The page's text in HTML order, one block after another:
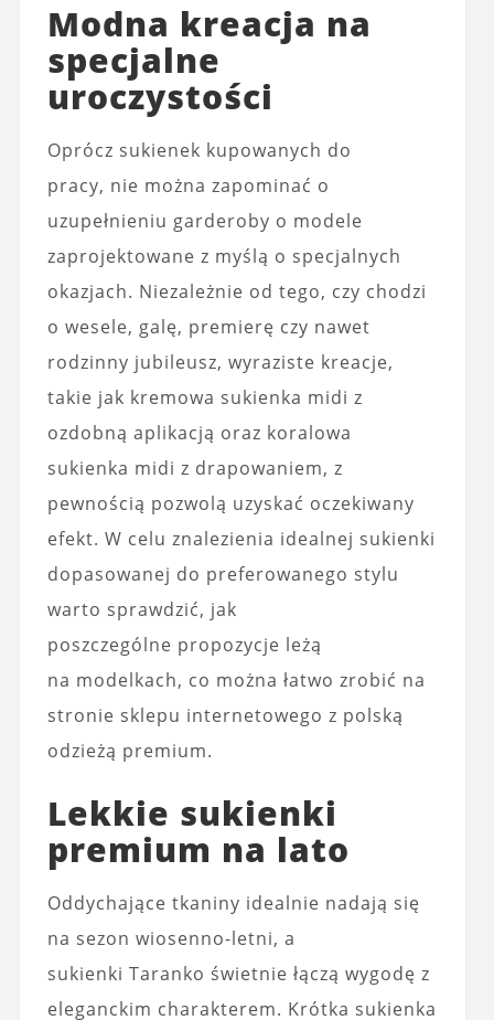
Modna kreacja na
specjalne
uroczystości
Oprócz sukienek kupowanych do
pracy, nie można zapominać o
uzupełnieniu garderoby o modele
zaprojektowane z myślą o specjalnych
okazjach. Niezależnie od tego, czy chodzi
o wesele, galę, premierę czy nawet
rodzinny jubileusz, wyraziste kreacje,
takie jak kremowa sukienka midi z
ozdobną aplikacją oraz koralowa
sukienka midi z drapowaniem, z
pewnością pozwolą uzyskać oczekiwany
efekt. W celu znalezienia idealnej sukienki
dopasowanej do preferowanego stylu
warto sprawdzić, jak
poszczególne propozycje leżą
na modelkach, co można łatwo zrobić na
stronie sklepu internetowego z polską
odzieżą premium.
Lekkie sukienki
premium na lato
Oddychające tkaniny idealnie nadają się
na sezon wiosenno-letni, a
sukienki Taranko świetnie łączą wygodę z
eleganckim charakterem. Krótka sukienka